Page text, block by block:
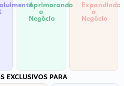
Aprimorando
o
Negócio
Expandindo
o
Negócio
EXCLUSIVOS PARA